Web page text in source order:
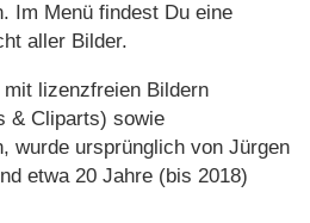
Im Menü findest Du eine
aller Bilder.
mit lizenzfreien Bildern
& Cliparts) sowie
wurde ursprünglich von Jürgen
etwa 20 Jahre (bis 2018)